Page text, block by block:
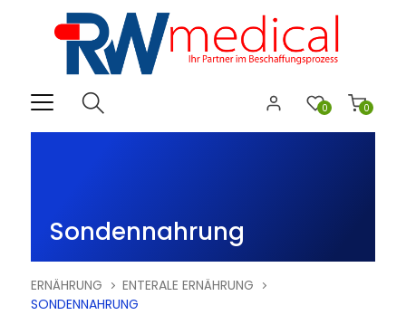
0
0
Sondennahrung
ERNÄHRUNG
ENTERALE ERNÄHRUNG
SONDENNAHRUNG